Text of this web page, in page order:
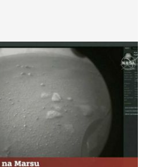
této „astrobioložky
stop života na Rudé
před přistáním sondy
s planetologem Petrem
z pražské hvězdárny